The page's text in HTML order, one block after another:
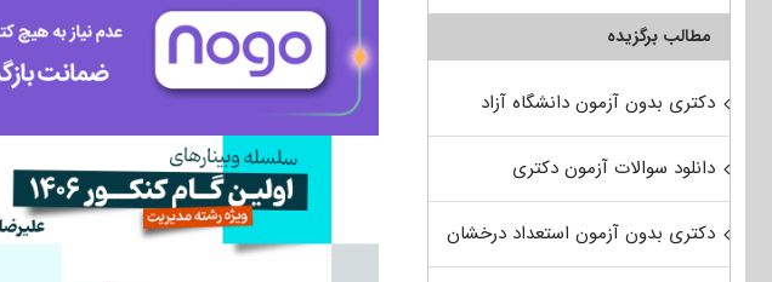
مطالب برگزیده
دکتری بدون آزمون دانشگاه آزاد
دانلود سوالات آزمون دکتری
دکتری بدون آزمون استعداد درخشان